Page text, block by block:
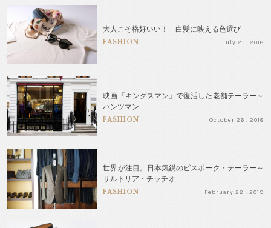
大人こそ格好いい！ 白髪に映える色選び
FASHION July 21 . 2018
映画『キングスマン』で復活した老舗テーラー～
ハンツマン
FASHION October 26 . 2018
世界が注目。日本気鋭のビスポーク・テーラー～
サルトリア・チッチオ
FASHION February 22 . 2019